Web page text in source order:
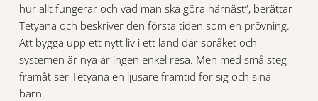
hur allt fungerar och vad man ska göra härnäst”, berättar
Tetyana och beskriver den första tiden som en prövning.
Att bygga upp ett nytt liv i ett land där språket och
systemen är nya är ingen enkel resa. Men med små steg
framåt ser Tetyana en ljusare framtid för sig och sina
barn.